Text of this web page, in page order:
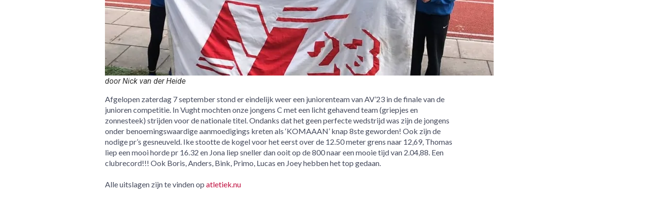
door Nick van der Heide
Afgelopen zaterdag 7 september stond er eindelijk weer een juniorenteam van AV’23 in de finale van de
junioren competitie. In Vught mochten onze jongens C met een licht gehavend team (griepjes en
zonnesteek) strijden voor de nationale titel. Ondanks dat het geen perfecte wedstrijd was zijn de jongens
onder benoemingswaardige aanmoedigings kreten als ‘KOMAAAN’ knap 8ste geworden! Ook zijn de
nodige pr’s gesneuveld. Ike stootte de kogel voor het eerst over de 12.50 meter grens naar 12,69, Thomas
liep een mooi horde pr 16.32 en Jona liep sneller dan ooit op de 800 naar een mooie tijd van 2.04,88. Een
clubrecord!!! Ook Boris, Anders, Bink, Primo, Lucas en Joey hebben het top gedaan.
Alle uitslagen zijn te vinden op atletiek.nu